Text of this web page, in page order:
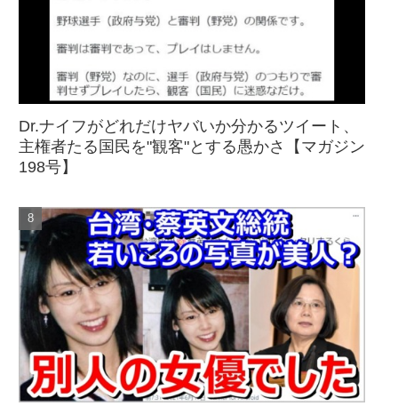
Dr.ナイフがどれだけヤバいか分かるツイート、
主権者たる国民を"観客"とする愚かさ【マガジン
198号】